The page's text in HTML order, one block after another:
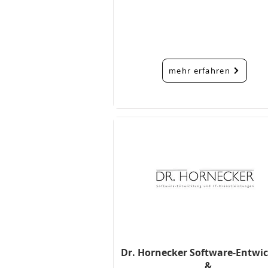
mehr erfahren
Dr. Hornecker Software-